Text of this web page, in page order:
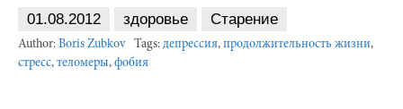
01.08.2012 здоровье Старение
Author: Boris Zubkov Tags: депрессия, продолжительность жизни,
стресс, теломеры, фобия